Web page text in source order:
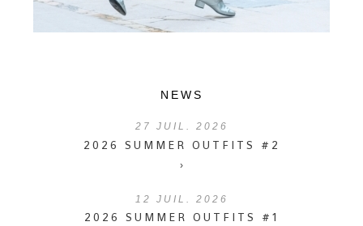
NEWS
27 JUIL. 2026
2026 SUMMER OUTFITS #2
›
12 JUIL. 2026
2026 SUMMER OUTFITS #1